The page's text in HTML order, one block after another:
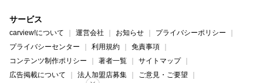
サービス
carview!について 運営会社 お知らせ
プライバシーポリシー
プライバシーセンター
利用規約
免責事項
コンテンツ制作ポリシー
著者一覧
サイトマップ
広告掲載について
法人加盟店募集 ご意見・ご要望